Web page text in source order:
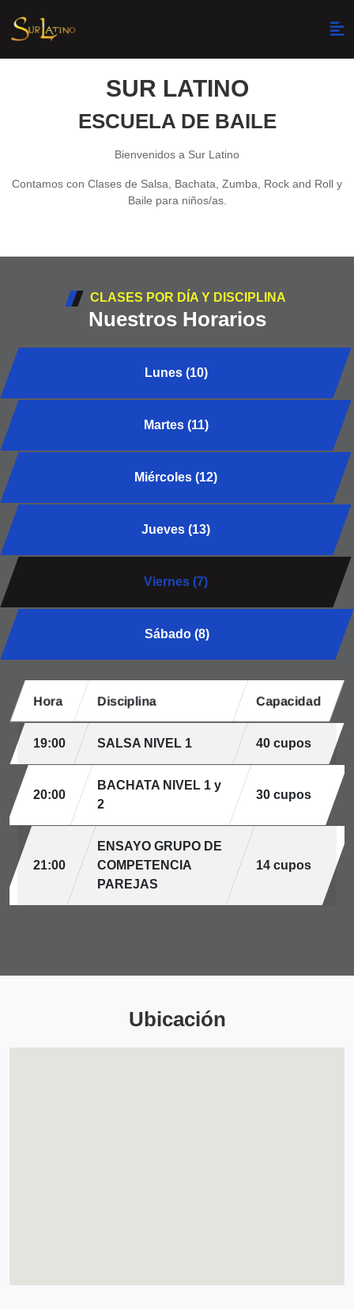
SUR LATINO
ESCUELA DE BAILE
Bienvenidos a Sur Latino
Contamos con Clases de Salsa, Bachata, Zumba, Rock and Roll y
Baile para niños/as.
CLASES POR DÍA Y DISCIPLINA
Nuestros Horarios
Lunes (10)
Martes (11)
Miércoles (12)
Jueves (13)
Viernes (7)
Sábado (8)
Hora Disciplina Capacidad
19:00 SALSA NIVEL 1 40 cupos
20:00
BACHATA NIVEL 1 y
2
30 cupos
21:00
ENSAYO GRUPO DE
COMPETENCIA
PAREJAS
14 cupos
Ubicación